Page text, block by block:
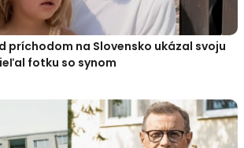
príchodom na Slovensko ukázal svoju
fotku so synom